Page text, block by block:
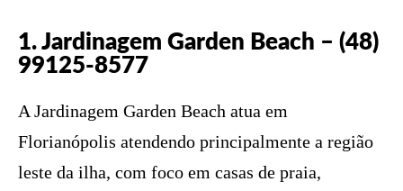
1. Jardinagem Garden Beach – (48)
99125-8577
A Jardinagem Garden Beach atua em
Florianópolis atendendo principalmente a região
leste da ilha, com foco em casas de praia,